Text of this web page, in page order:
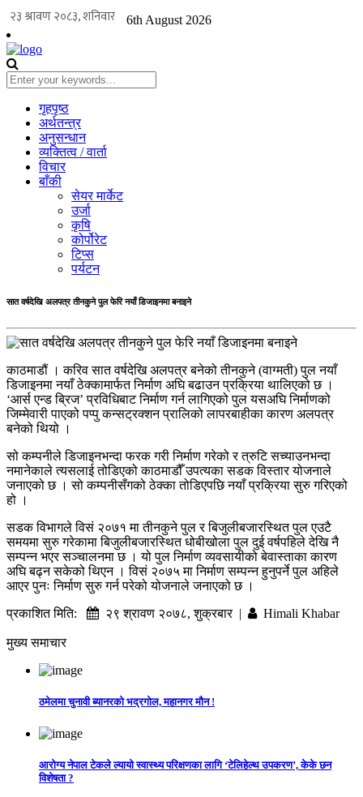
6th August 2026
गृहपृष्ठ
अर्थतन्त्र
अनुसन्धान
व्यक्तित्व / वार्ता
विचार
बाँकी
सेयर मार्केट
उर्जा
कृषि
कोर्पोरेट
टिप्स
पर्यटन
सात वर्षदेखि अलपत्र तीनकुने पुल फेरि नयाँ डिजाइनमा बनाइने
काठमाडौं । करिव सात वर्षदेखि अलपत्र बनेको तीनकुने (वाग्मती) पुल नयाँ
डिजाइनमा नयाँ ठेक्कामार्फत निर्माण अघि बढाउन प्रक्रिया थालिएको छ ।
‘आर्स एन्ड ब्रिज’ प्रविधिबाट निर्माण गर्न लागिएको पुल यसअघि निर्माणको
जिम्मेवारी पाएको पप्पु कन्सट्रक्शन प्रालिको लापरबाहीका कारण अलपत्र
बनेको थियो ।
सो कम्पनीले डिजाइनभन्दा फरक गरी निर्माण गरेको र त्रुटि सच्याउनभन्दा
नमानेकाले त्यसलाई तोडिएको काठमाडौँ उपत्यका सडक विस्तार योजनाले
जनाएको छ । सो कम्पनीसँगको ठेक्का तोडिएपछि नयाँ प्रक्रिया सुरु गरिएको
हो ।
सडक विभागले विसं २०७१ मा तीनकुने पुल र बिजुलीबजारस्थित पुल एउटै
समयमा सुरु गरेकामा बिजुलीबजारस्थित धोबीखोला पुल दुई वर्षपहिले देखि नै
सम्पन्न भएर सञ्चालनमा छ । यो पुल निर्माण व्यवसायीको बेवास्ताका कारण
अघि बढ्न सकेको थिएन । विसं २०७५ मा निर्माण सम्पन्न हुनुपर्ने पुल अहिले
आएर पुनः निर्माण सुरु गर्न परेको योजनाले जनाएको छ ।
प्रकाशित मिति:
२९ श्रावण २०७८, शुक्रबार | Himali Khabar
मुख्य समाचार
ठमेलमा चुनावी ब्यानरको भद्रगोल, महानगर मौन !
आरोग्य नेपाल टेकले ल्यायो स्वास्थ्य परिक्षणका लागि ‘टेलिहेल्थ उपकरण’, केके छन
विशेषता ?